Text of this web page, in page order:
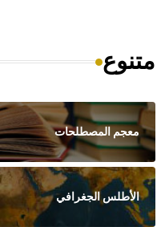
متنوع
معجم المصطلحات
الأطلس الجغرافي